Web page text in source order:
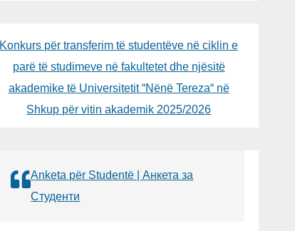
Konkurs për transferim të studentëve në ciklin e
parë të studimeve në fakultetet dhe njësitë
akademike të Universitetit “Nënë Tereza“ në
Shkup për vitin akademik 2025/2026
Anketa për Studentë | Анкета за
Студенти